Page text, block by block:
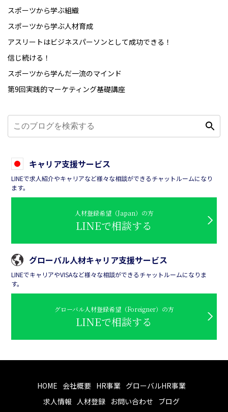
スポーツから学ぶ組織
スポーツから学ぶ人材育成
アスリートはビジネスパーソンとして成功できる！
信じ続ける！
スポーツから学んだ一流のマインド
第9回実践的マーケティング基礎講座
キャリア支援サービス
LINEで求人紹介やキャリアなど様々な相談ができるチャットルームになり
ます。
人材登録希望（Japan）の方
LINEで相談する
グローバル人材キャリア支援サービス
LINEでキャリアやVISAなど様々な相談ができるチャットルームになりま
す。
グローバル人材登録希望（Foreigner）の方
LINEで相談する
HOME 会社概要 HR事業 グローバルHR事業
求人情報
人材登録 お問い合わせ ブログ